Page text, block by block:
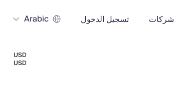
شركات تسجيل الدخول Arabic
USD
USD